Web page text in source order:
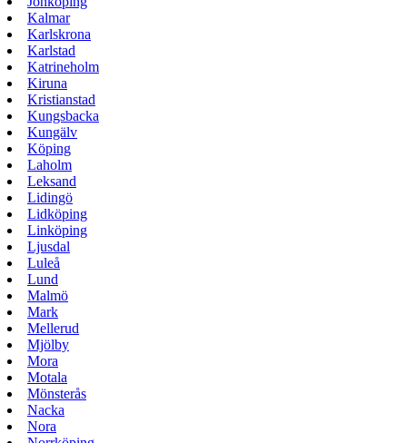
Kalmar
Karlskrona
Karlstad
Katrineholm
Kiruna
Kristianstad
Kungsbacka
Kungälv
Köping
Laholm
Leksand
Lidingö
Lidköping
Linköping
Ljusdal
Luleå
Lund
Malmö
Mark
Mellerud
Mjölby
Mora
Motala
Mönsterås
Nacka
Nora